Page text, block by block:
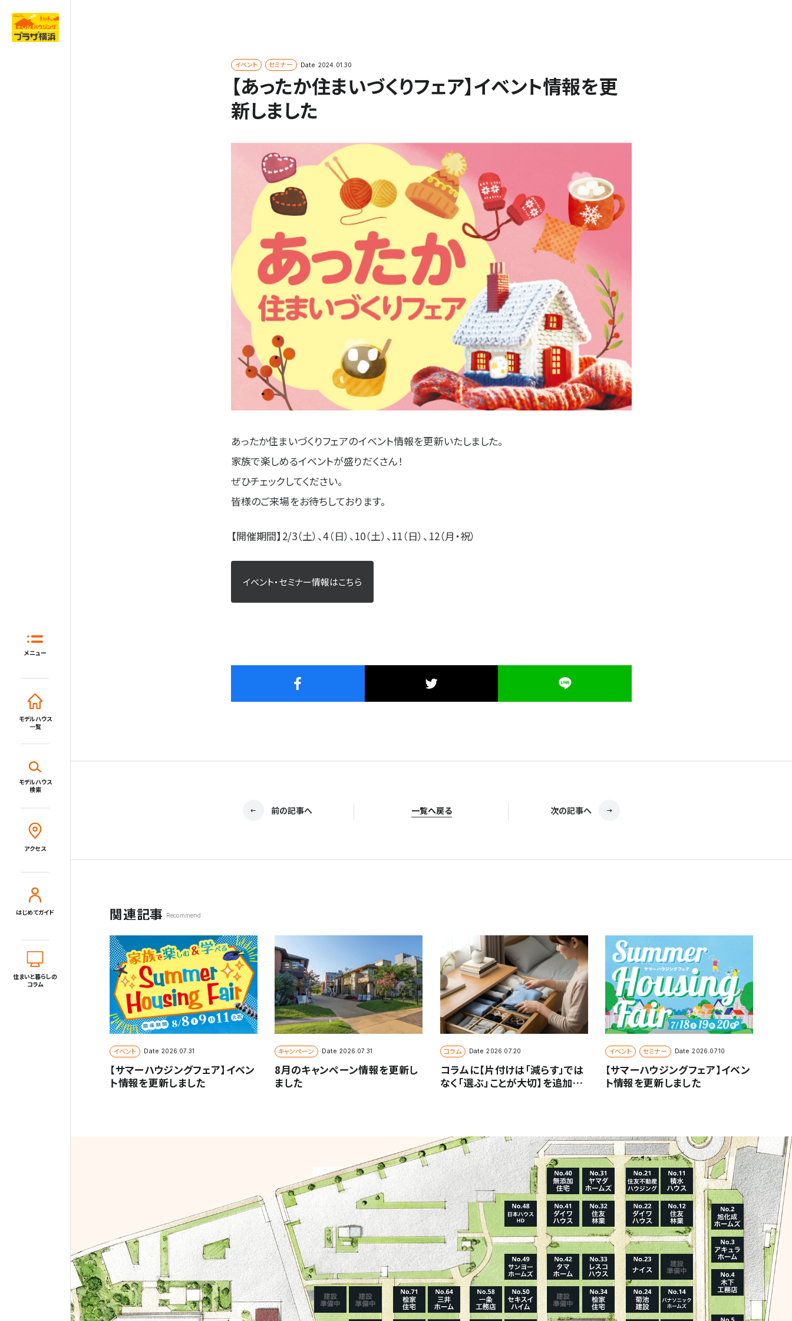
メニュー
モデルハウス
一覧
モデルハウス
検索
アクセス
はじめてガイド
tvkハウジングプラザ横浜について
住まいと暮らしの
コラム
イベント セミナー Date 2024.01.30
【あったか住まいづくりフェア】イベント情報を更
新しました
あったか住まいづくりフェアのイベント情報を更新いたしました。
家族で楽しめるイベントが盛りだくさん！
ぜひチェックしてください。
皆様のご来場をお待ちしております。
【開催期間】2/3（土）、4（日）、10（土）、11（日）、12（月・祝）
イベント・セミナー情報はこちら
前の記事へ 一覧へ戻る 次の記事へ
関連記事 Recommend
イベント Date 2026.07.31
【サマーハウジングフェア】イベン
ト情報を更新しました
キャンペーン Date 2026.07.31
8月のキャンペーン情報を更新し
ました
コラム Date 2026.07.20
コラムに【片付けは「減らす」では
なく「選ぶ」ことが大切】を追加し
イベント セミナー Date 2026.07.10
【サマーハウジングフェア】イベン
ト情報を更新しました
〒220-0024
神奈川県横浜市西区西平沼町6-1
電話
0120-1849-29 © Television KANAGAWA, Inc.